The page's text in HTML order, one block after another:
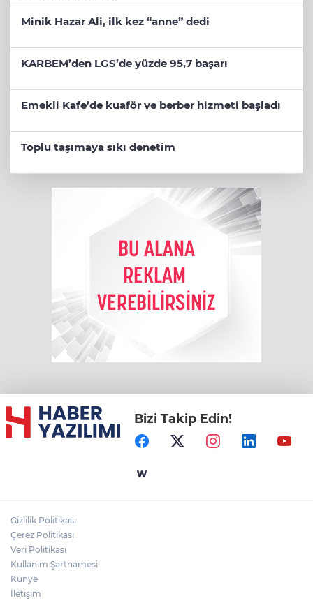
Minik Hazar Ali, ilk kez “anne” dedi
KARBEM’den LGS’de yüzde 95,7 başarı
Emekli Kafe’de kuaför ve berber hizmeti başladı
Toplu taşımaya sıkı denetim
Bizi Takip Edin!
Gizlilik Politikası
Çerez Politikası
Veri Politikası
Kullanım Şartnamesi
Künye
İletişim